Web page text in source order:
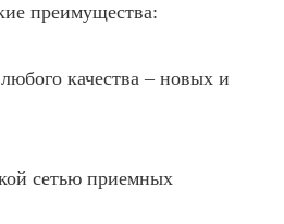
преимущества:
качества – новых и
сетью приемных